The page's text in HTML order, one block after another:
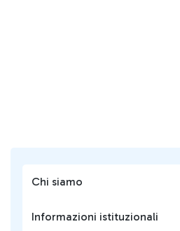
Chi siamo
Informazioni istituzionali